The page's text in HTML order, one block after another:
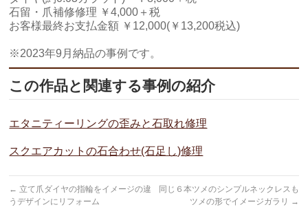
石留・爪補修修理 ￥4,000＋税
お客様最終お支払金額 ￥12,000(￥13,200税込)
※2023年9月納品の事例です。
この作品と関連する事例の紹介
エタニティーリングの歪みと石取れ修理
スクエアカットの石合わせ(石足し)修理
← 立て爪ダイヤの指輪をイメージの違
うデザインにリフォーム
同じ６本ツメのシンプルネックレスも
ツメの形でイメージガラリ →